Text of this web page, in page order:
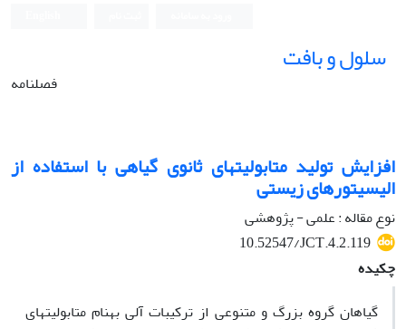
سلول و بافت
فصلنامه
افزایش تولید متابولیت‎های ثانوی گیاهی با استفاده از
الیسیتورهای زیستی
نوع مقاله : علمی - پژوهشی
10.52547/JCT.4.2.119
چکیده
گیاهان گروه بزرگ و متنوعی از ترکیبات آلی به‎نام متابولیت‎های